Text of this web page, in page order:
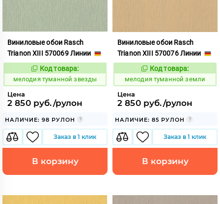
Виниловые обои Rasch
Trianon XIII 570069 Линии
966279
Код товара:
мелодия туманной звезды
Цена
2 850 руб./рулон
НАЛИЧИЕ: 98 РУЛОН
Заказ в 1 клик
В корзину
Виниловые обои Rasch
Trianon XIII 570076 Линии
966280
Код товара:
мелодия туманной земли
Цена
2 850 руб./рулон
НАЛИЧИЕ: 85 РУЛОН
Заказ в 1 клик
В корзину